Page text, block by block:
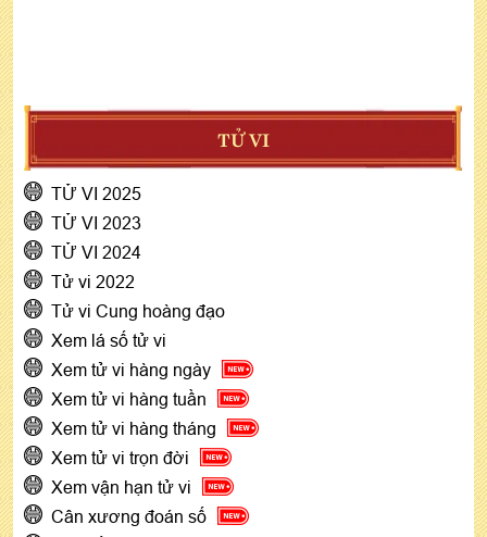
TỬ VI
TỬ VI 2025
TỬ VI 2023
TỬ VI 2024
Tử vi 2022
Tử vi Cung hoàng đạo
Xem lá số tử vi
Xem tử vi hàng ngày
Xem tử vi hàng tuần
Xem tử vi hàng tháng
Xem tử vi trọn đời
Xem vận hạn tử vi
Cân xương đoán số